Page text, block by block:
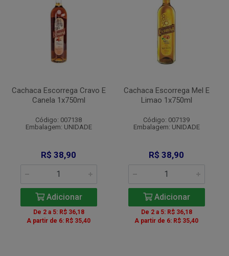
Cachaca Escorrega Cravo E
Canela 1x750ml
Código: 007138
Embalagem: UNIDADE
R$ 38,90
Adicionar
De 2 a 5: R$ 36,18
A partir de 6: R$ 35,40
Cachaca Escorrega Mel E
Limao 1x750ml
Código: 007139
Embalagem: UNIDADE
R$ 38,90
Adicionar
De 2 a 5: R$ 36,18
A partir de 6: R$ 35,40